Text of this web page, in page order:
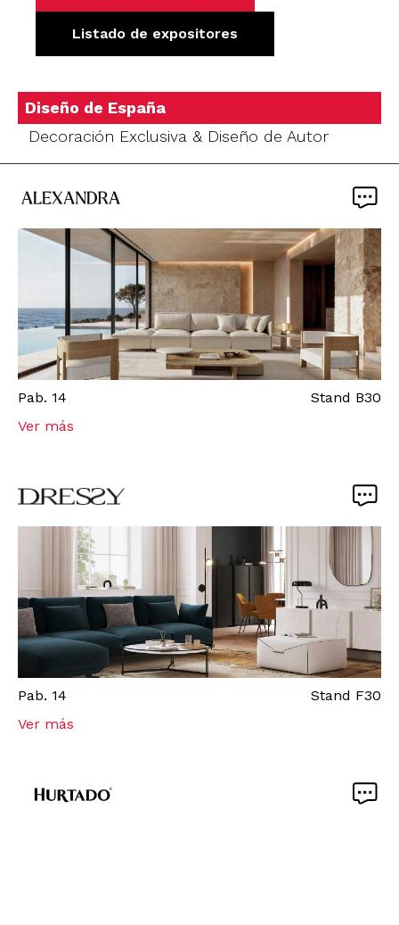
Listado de expositores
Diseño de España
Decoración Exclusiva & Diseño de Autor
Pab. 14 Stand B30
Ver más
Pab. 14 Stand F30
Ver más